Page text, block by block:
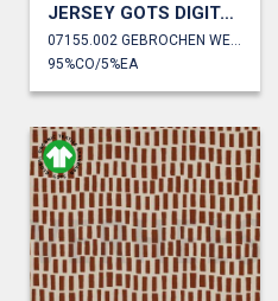
JERSEY GOTS DIGITAL HUNDE
07155.002 GEBROCHEN WEISS
95%CO/5%EA